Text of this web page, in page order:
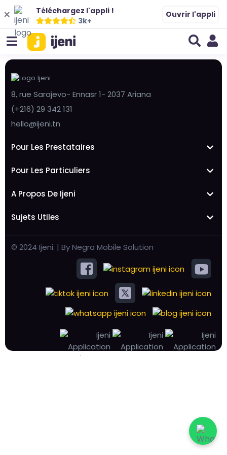
Téléchargez l'appli !
3k+
Ouvrir l'appli
8, rue Sarajevo- Ennasr 1- 2037 Ariana
(+216) 29 342 131
hello@ijeni.tn
Pour Les Prestataires
Pour Les Particuliers
A Propos De Ijeni
Sujets Utiles
© 2024 Ijeni. | By Negra Mobile Solution